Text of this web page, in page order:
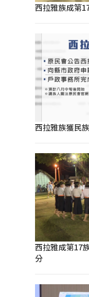
西拉雅族成第
西拉雅族獲民
西拉雅成第17
分